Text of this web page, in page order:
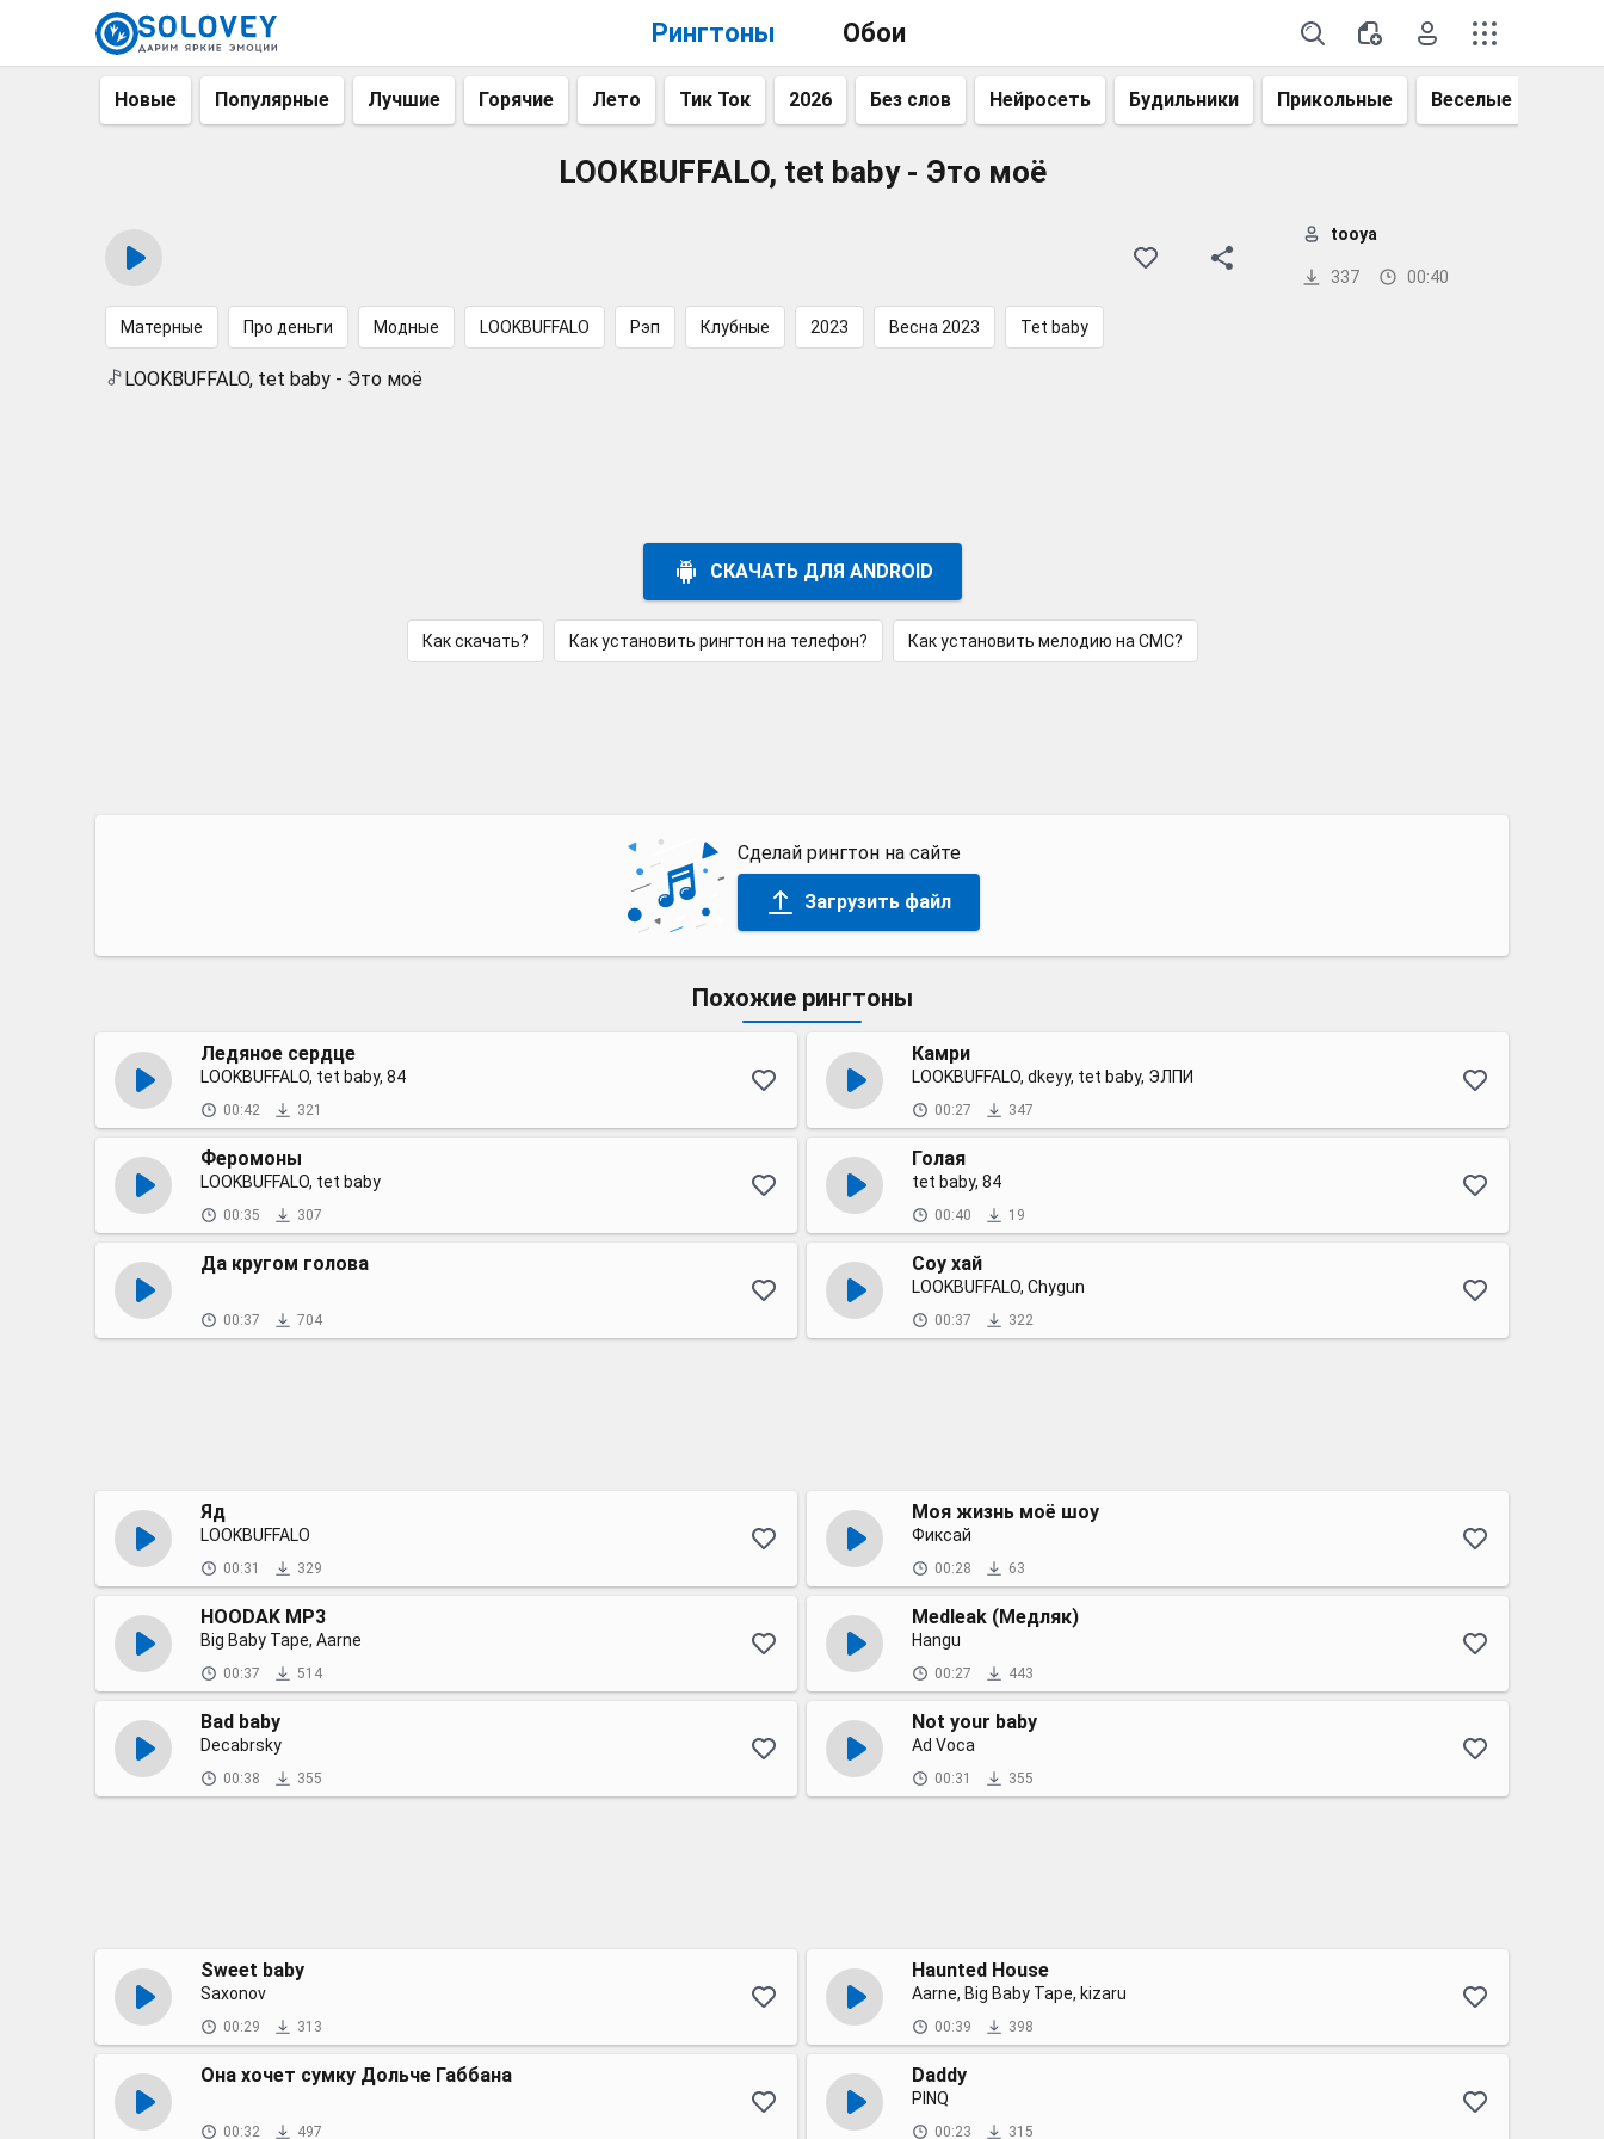
Рингтоны Обои
Новые Популярные Лучшие Горячие Лето Тик Ток 2026 Без слов Нейросеть Будильники Прикольные Веселые
LOOKBUFFALO, tet baby - Это моё
337 00:40
tooya
Матерные Про деньги Модные LOOKBUFFALO Рэп Клубные 2023 Весна 2023 Tet baby
LOOKBUFFALO, tet baby - Это моё
СКАЧАТЬ ДЛЯ ANDROID
Как скачать? Как установить рингтон на телефон? Как установить мелодию на СМС?
Сделай рингтон на сайте
Загрузить файл
Похожие рингтоны
Ледяное сердце
LOOKBUFFALO, tet baby, 84
00:42 321
Камри
LOOKBUFFALO, dkeyy, tet baby, ЭЛПИ
00:27 347
Феромоны
LOOKBUFFALO, tet baby
00:35 307
Голая
tet baby, 84
00:40 19
Да кругом голова
00:37 704
Соу хай
LOOKBUFFALO, Chygun
00:37 322
Яд
LOOKBUFFALO
00:31 329
Моя жизнь моё шоу
Фиксай
00:28 63
HOODAK MP3
Big Baby Tape, Aarne
00:37 514
Medleak (Медляк)
Hangu
00:27 443
Bad baby
Decabrsky
00:38 355
Not your baby
Ad Voca
00:31 355
Sweet baby
Saxonov
00:29 313
Haunted House
Aarne, Big Baby Tape, kizaru
00:39 398
Она хочет сумку Дольче Габбана
00:32 497
Daddy
PINQ
00:23 315